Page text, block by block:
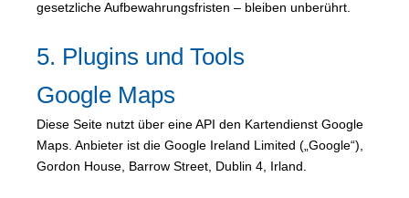
gesetzliche Aufbewahrungsfristen – bleiben unberührt.
5. Plugins und Tools
Google Maps
Diese Seite nutzt über eine API den Kartendienst Google
Maps. Anbieter ist die Google Ireland Limited („Google“),
Gordon House, Barrow Street, Dublin 4, Irland.